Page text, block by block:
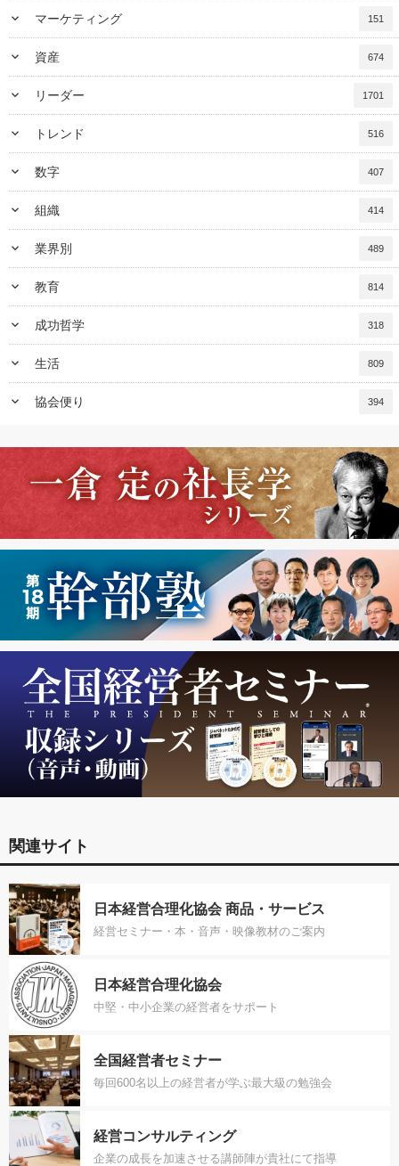
keyboard_arrow_down マーケティング 151
keyboard_arrow_down 資産 674
keyboard_arrow_down リーダー 1701
keyboard_arrow_down トレンド 516
keyboard_arrow_down 数字 407
keyboard_arrow_down 組織 414
keyboard_arrow_down 業界別 489
keyboard_arrow_down 教育 814
keyboard_arrow_down 成功哲学 318
keyboard_arrow_down 生活 809
keyboard_arrow_down 協会便り 394
関連サイト
日本経営合理化協会 商品・サービス
経営セミナー・本・音声・映像教材のご案内
日本経営合理化協会
中堅・中小企業の経営者をサポート
全国経営者セミナー
毎回600名以上の経営者が学ぶ最大級の勉強会
経営コンサルティング
企業の成長を加速させる講師陣が貴社にて指導